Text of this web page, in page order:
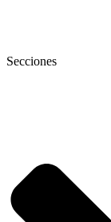
Secciones